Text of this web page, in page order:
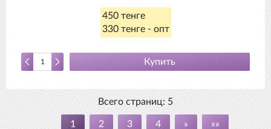
450 тенге
330 тенге - опт
Купить
Всего страниц: 5
1 2 3 4 » »»